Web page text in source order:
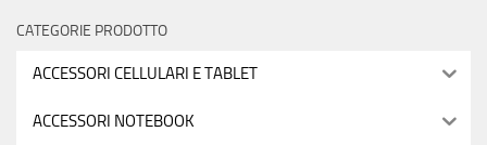
CATEGORIE PRODOTTO
ACCESSORI CELLULARI E TABLET
ACCESSORI NOTEBOOK